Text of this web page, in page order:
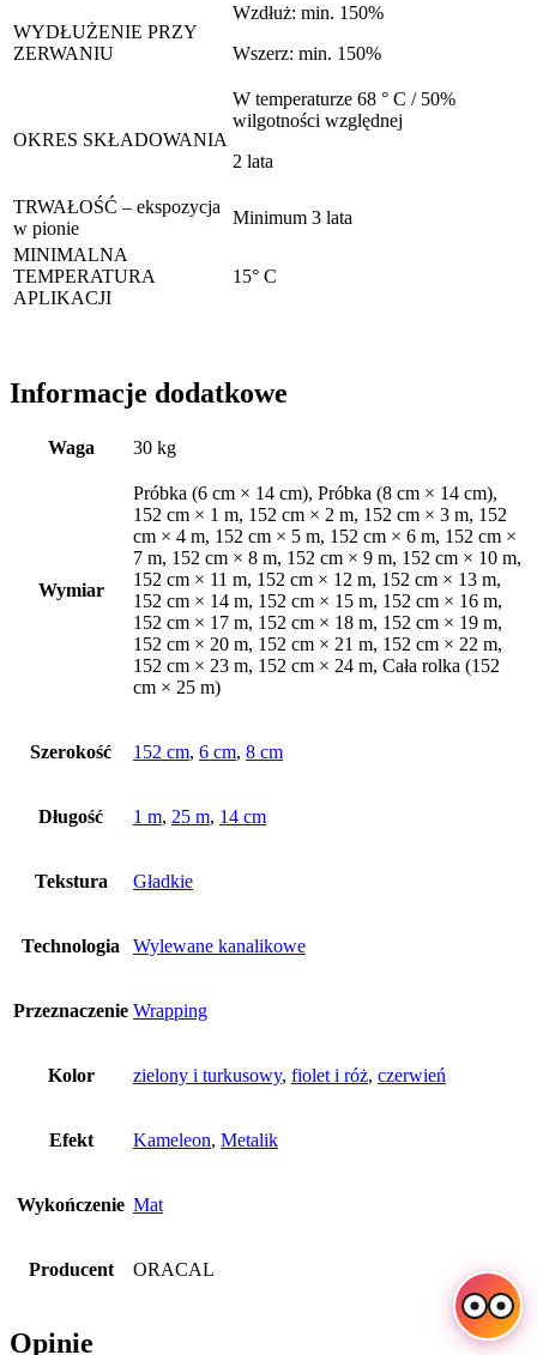
WYDŁUŻENIE PRZY
ZERWANIU
Wzdłuż: min. 150%
Wszerz: min. 150%
OKRES SKŁADOWANIA
W temperaturze 68 ° C / 50%
wilgotności względnej
2 lata
TRWAŁOŚĆ – ekspozycja
w pionie
Minimum 3 lata
MINIMALNA
TEMPERATURA
APLIKACJI
15° C
Informacje dodatkowe
Waga 30 kg
Wymiar
Próbka (6 cm × 14 cm), Próbka (8 cm × 14 cm),
152 cm × 1 m, 152 cm × 2 m, 152 cm × 3 m, 152
cm × 4 m, 152 cm × 5 m, 152 cm × 6 m, 152 cm ×
7 m, 152 cm × 8 m, 152 cm × 9 m, 152 cm × 10 m,
152 cm × 11 m, 152 cm × 12 m, 152 cm × 13 m,
152 cm × 14 m, 152 cm × 15 m, 152 cm × 16 m,
152 cm × 17 m, 152 cm × 18 m, 152 cm × 19 m,
152 cm × 20 m, 152 cm × 21 m, 152 cm × 22 m,
152 cm × 23 m, 152 cm × 24 m, Cała rolka (152
cm × 25 m)
Szerokość 152 cm, 6 cm, 8 cm
Długość 1 m, 25 m, 14 cm
Tekstura Gładkie
Technologia Wylewane kanalikowe
Przeznaczenie Wrapping
Kolor zielony i turkusowy, fiolet i róż, czerwień
Efekt Kameleon, Metalik
Wykończenie Mat
Producent ORACAL
Opinie